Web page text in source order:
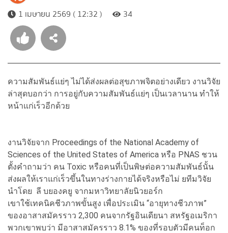
1 เมษายน 2569 ( 12:32 )
34
ความสัมพันธ์แย่ๆ ไม่ได้ส่งผลต่อสุขภาพจิตอย่างเดียว งานวิจัย
ล่าสุดบอกว่า การอยู่กับความสัมพันธ์แย่ๆ เป็นเวลานาน ทำให้
หน้าแก่เร็วอีกด้วย
งานวิจัยจาก Proceedings of the National Academy of
Sciences of the United States of America หรือ PNAS ชวน
ตั้งคำถามว่า คน Toxic หรือคนที่เป็นพิษต่อความสัมพันธ์นั้น
ส่งผลให้เราแก่เร็วขึ้นในทางร่างกายได้จริงหรือไม่ ยทีมวิจัย
นำโดย ลี บยองคยู จากมหาวิทยาลัยนิวยอร์ก
เขาใช้เทคนิคชีวภาพขั้นสูง เพื่อประเมิน “อายุทางชีวภาพ”
ของอาสาสมัครราว 2,300 คนจากรัฐอินเดียนา สหรัฐอเมริกา
พวกเขาพบว่า มีอาสาสมัครราว 8.1% ของที่รอบตัวมีคนท็อก